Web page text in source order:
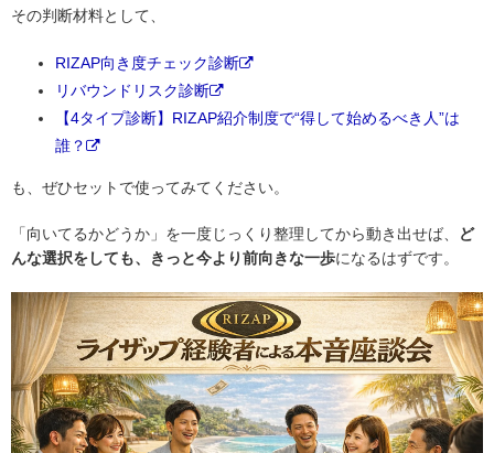
その判断材料として、
RIZAP向き度チェック診断
リバウンドリスク診断
【4タイプ診断】RIZAP紹介制度で“得して始めるべき人”は
誰？
も、ぜひセットで使ってみてください。
「向いてるかどうか」を一度じっくり整理してから動き出せば、
ど
んな選択をしても、きっと今より前向きな一歩になるはずです。